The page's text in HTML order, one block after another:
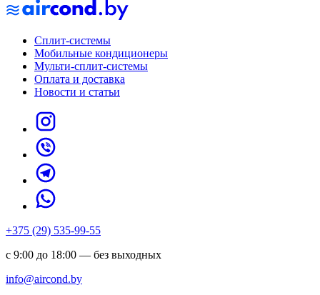
Сплит-системы
Мобильные кондиционеры
Мульти-сплит-системы
Оплата и доставка
Новости и статьи
+375 (29) 535-99-55
с 9:00 до 18:00 — без выходных
info@aircond.by